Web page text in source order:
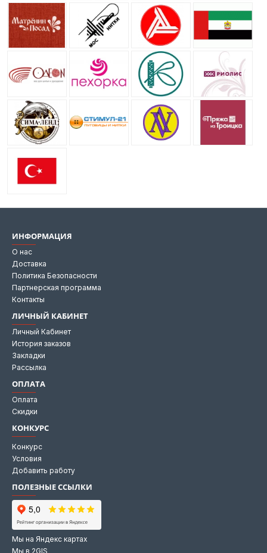
ИНФОРМАЦИЯ
О нас
Доставка
Политика Безопасности
Партнерская программа
Контакты
ЛИЧНЫЙ КАБИНЕТ
Личный Кабинет
История заказов
Закладки
Рассылка
ОПЛАТА
Оплата
Скидки
КОНКУРС
Конкурс
Условия
Добавить работу
ПОЛЕЗНЫЕ ССЫЛКИ
Мы на Яндекс картах
Мы в 2GIS